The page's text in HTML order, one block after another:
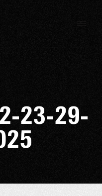
23-29-